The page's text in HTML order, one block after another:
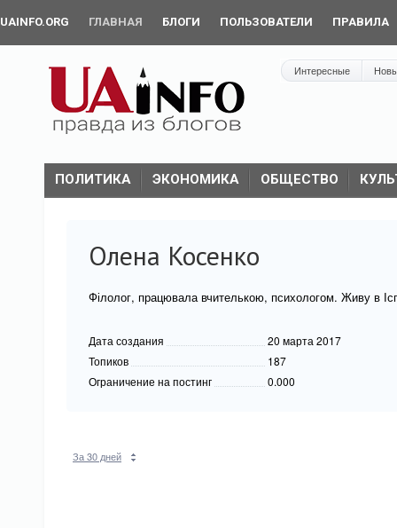
UAINFO.ORG ГЛАВНАЯ БЛОГИ ПОЛЬЗОВАТЕЛИ ПРАВИЛА
Интересные
ПОЛИТИКА ЭКОНОМИКА ОБЩЕСТВО
Олена Косенко
Філолог, працювала вчителькою, психологом. Живу в
Дата создания
20 марта 2017
Топиков
187
Ограничение на постинг
0.000
За 30 дней